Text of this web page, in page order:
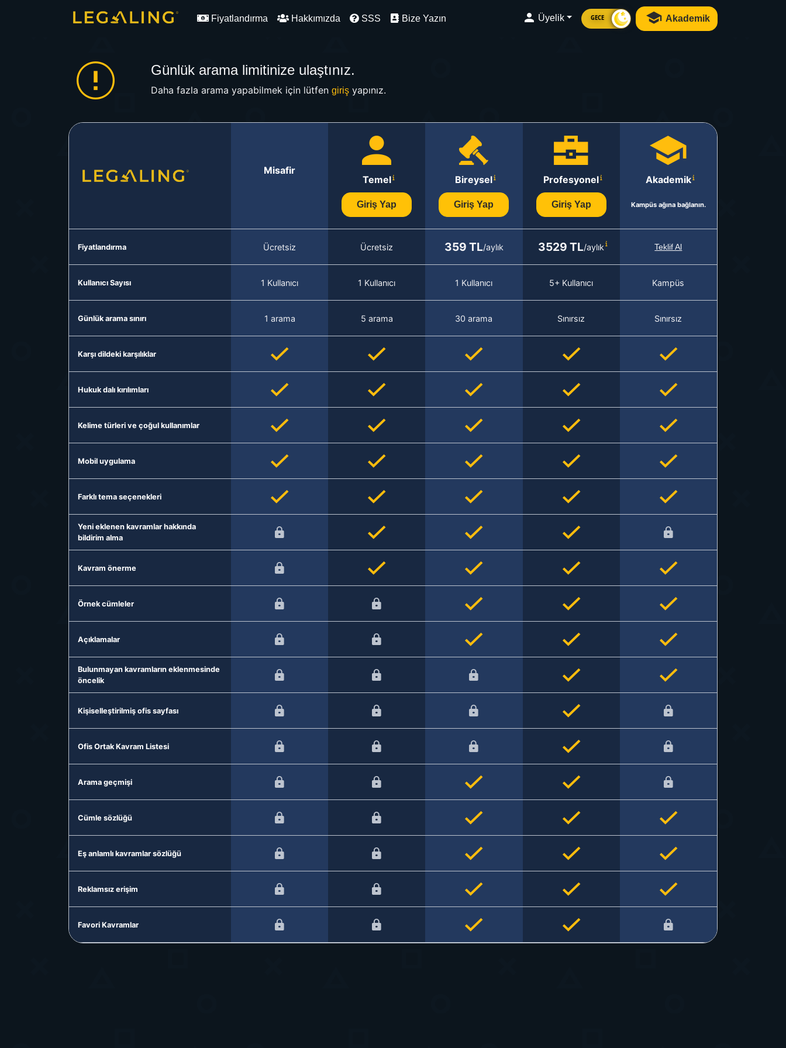
Fiyatlandırma Hakkımızda SSS Bize Yazın Üyelik GECE Akademik
Günlük arama limitinize ulaştınız.
Daha fazla arama yapabilmek için lütfen girişyapınız.
Misafir
Temel
Giriş Yap
Bireysel
Giriş Yap
Profesyonel
Giriş Yap
Akademik
Kampüs ağına bağlanın.
Fiyatlandırma Ücretsiz Ücretsiz 359 TL/aylık 3529 TL/aylık Teklif Al
Kullanıcı Sayısı 1 Kullanıcı 1 Kullanıcı 1 Kullanıcı 5+ Kullanıcı Kampüs
Günlük arama sınırı 1 arama 5 arama 30 arama Sınırsız Sınırsız
Karşı dildeki karşılıklar
Hukuk dalı kırılımları
Kelime türleri ve çoğul kullanımlar
Mobil uygulama
Farklı tema seçenekleri
Yeni eklenen kavramlar hakkında
bildirim alma
Kavram önerme
Örnek cümleler
Açıklamalar
Bulunmayan kavramların eklenmesinde
öncelik
Kişiselleştirilmiş ofis sayfası
Ofis Ortak Kavram Listesi
Arama geçmişi
Cümle sözlüğü
Eş anlamlı kavramlar sözlüğü
Reklamsız erişim
Favori Kavramlar